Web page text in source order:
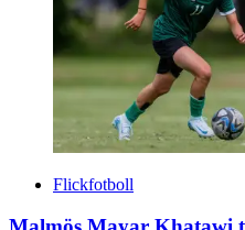
Flickfotboll